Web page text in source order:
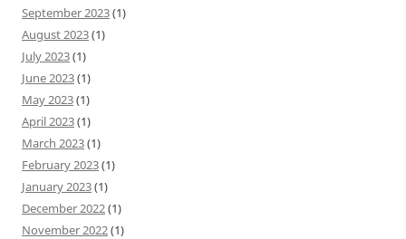
September 2023(1)
August 2023(1)
July 2023(1)
June 2023(1)
May 2023(1)
April 2023(1)
March 2023(1)
February 2023(1)
January 2023(1)
December 2022(1)
November 2022(1)